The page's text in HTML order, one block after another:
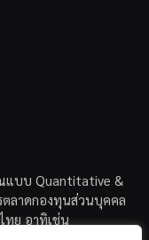
แบบ Quantitative &
ลาดกองทุนส่วนบุคคล
ทย อาทิเช่น